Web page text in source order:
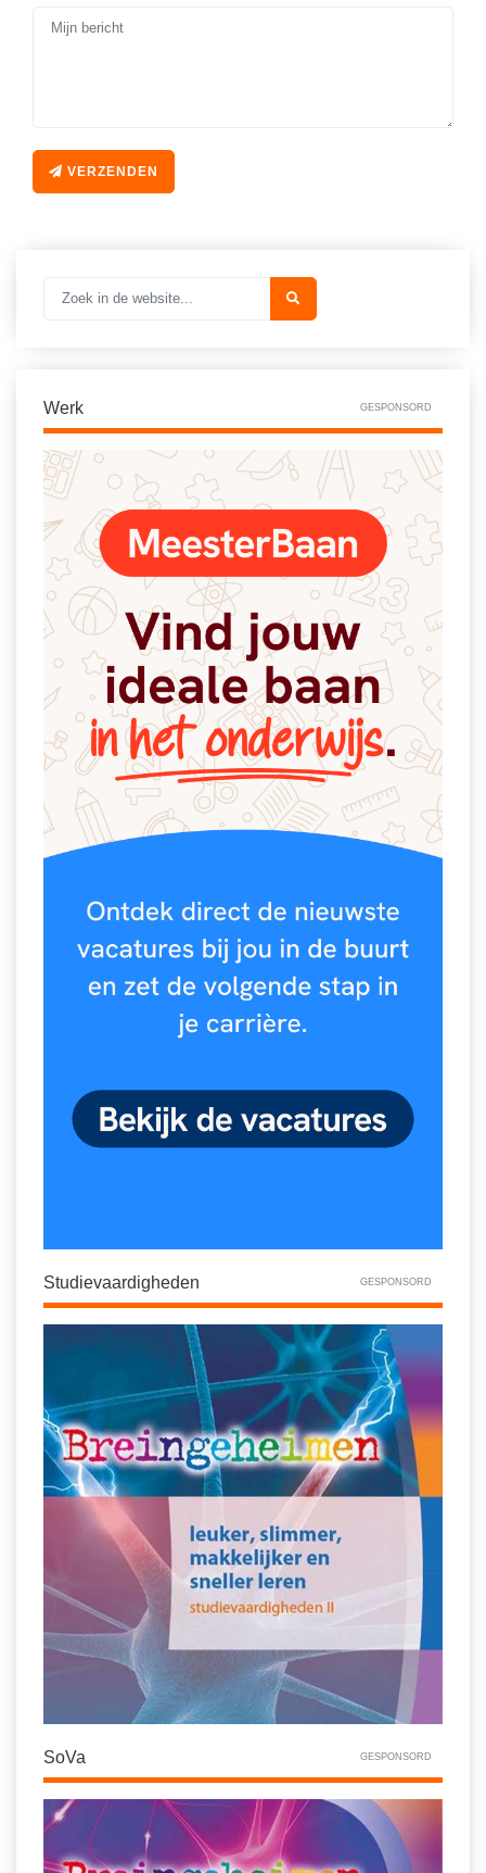
VERZENDEN
Werk GESPONSORD
Studievaardigheden GESPONSORD
SoVa GESPONSORD